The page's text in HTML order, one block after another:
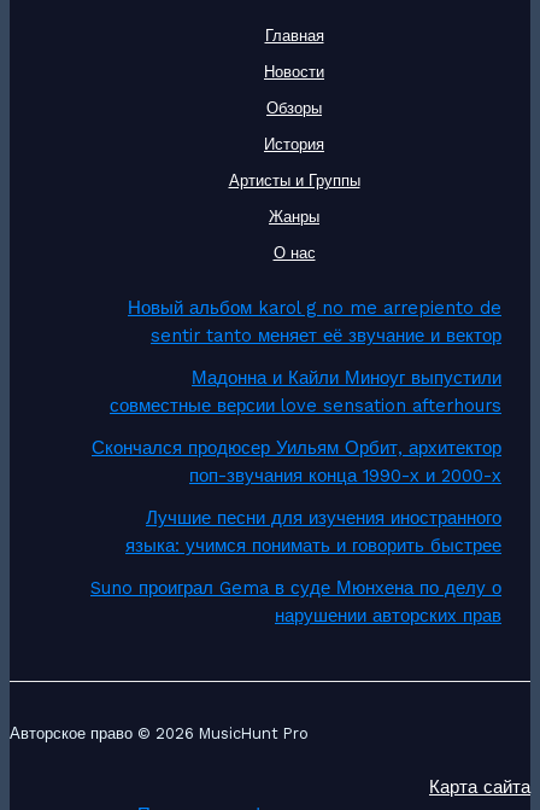
Главная
Новости
Обзоры
История
Артисты и Группы
Жанры
О нас
Новый альбом karol g no me arrepiento de
sentir tanto меняет её звучание и вектор
Мадонна и Кайли Миноуг выпустили
совместные версии love sensation afterhours
Скончался продюсер Уильям Орбит, архитектор
поп-звучания конца 1990-х и 2000-х
Лучшие песни для изучения иностранного
языка: учимся понимать и говорить быстрее
Suno проиграл Gema в суде Мюнхена по делу о
нарушении авторских прав
Авторское право © 2026 MusicHunt Pro
Карта сайта